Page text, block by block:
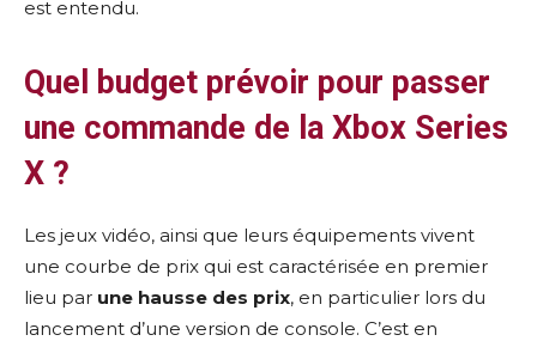
est entendu.
Quel budget prévoir pour passer
une commande de la Xbox Series
X ?
Les jeux vidéo, ainsi que leurs équipements vivent
une courbe de prix qui est caractérisée en premier
lieu par une hausse des prix, en particulier lors du
lancement d’une version de console. C’est en